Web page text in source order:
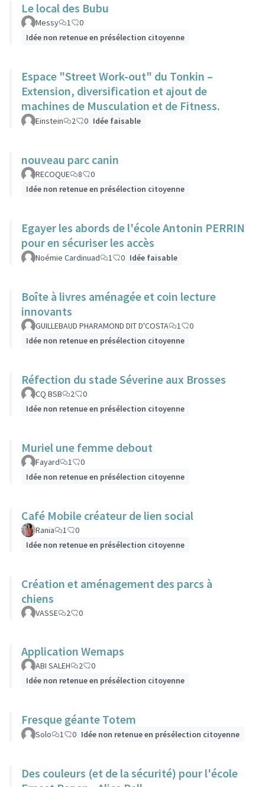
Le local des Bubu
Messy 1
0
Idée non retenue en présélection citoyenne
Espace "Street Work-out" du Tonkin –
Extension, diversification et ajout de
machines de Musculation et de Fitness.
Einstein 2 0 Idée faisable
nouveau parc canin
RECOQUE 8
0
Idée non retenue en présélection citoyenne
Egayer les abords de l'école Antonin PERRIN
pour en sécuriser les accès
Noémie Cardinuad 1 0 Idée faisable
Boîte à livres aménagée et coin lecture
innovants
GUILLEBAUD PHARAMOND DIT D'COSTA 1
0
Idée non retenue en présélection citoyenne
Réfection du stade Séverine aux Brosses
CQ BSB 2
0
Idée non retenue en présélection citoyenne
Muriel une femme debout
Fayard 1
0
Idée non retenue en présélection citoyenne
Café Mobile créateur de lien social
Rania 1
0
Idée non retenue en présélection citoyenne
Création et aménagement des parcs à
chiens
VASSE 2 0
Application Wemaps
ABI SALEH 2
0
Idée non retenue en présélection citoyenne
Fresque géante Totem
Solo 1 0 Idée non retenue en présélection citoyenne
Des couleurs (et de la sécurité) pour l'école